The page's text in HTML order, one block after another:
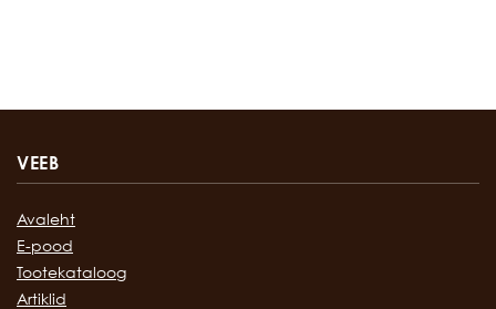
VEEB
Avaleht
E-pood
Tootekataloog
Artiklid